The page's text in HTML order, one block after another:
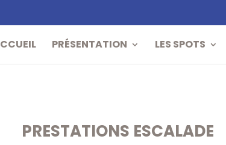
PRÉSENTATION LES SPOTS
PRESTATIONS ESCALADE